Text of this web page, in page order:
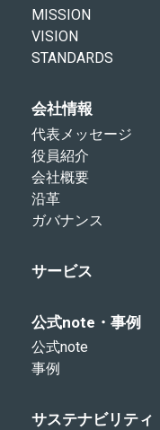
MISSION
VISION
STANDARDS
会社情報
代表メッセージ
役員紹介
会社概要
沿革
ガバナンス
サービス
公式note・事例
公式note
事例
サステナビリティ